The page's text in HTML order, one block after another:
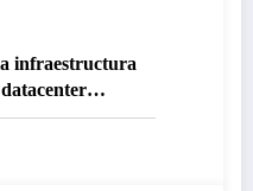
infraestructura